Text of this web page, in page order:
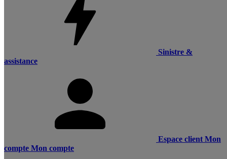
Sinistre &
assistance
Espace client Mon
compte Mon compte